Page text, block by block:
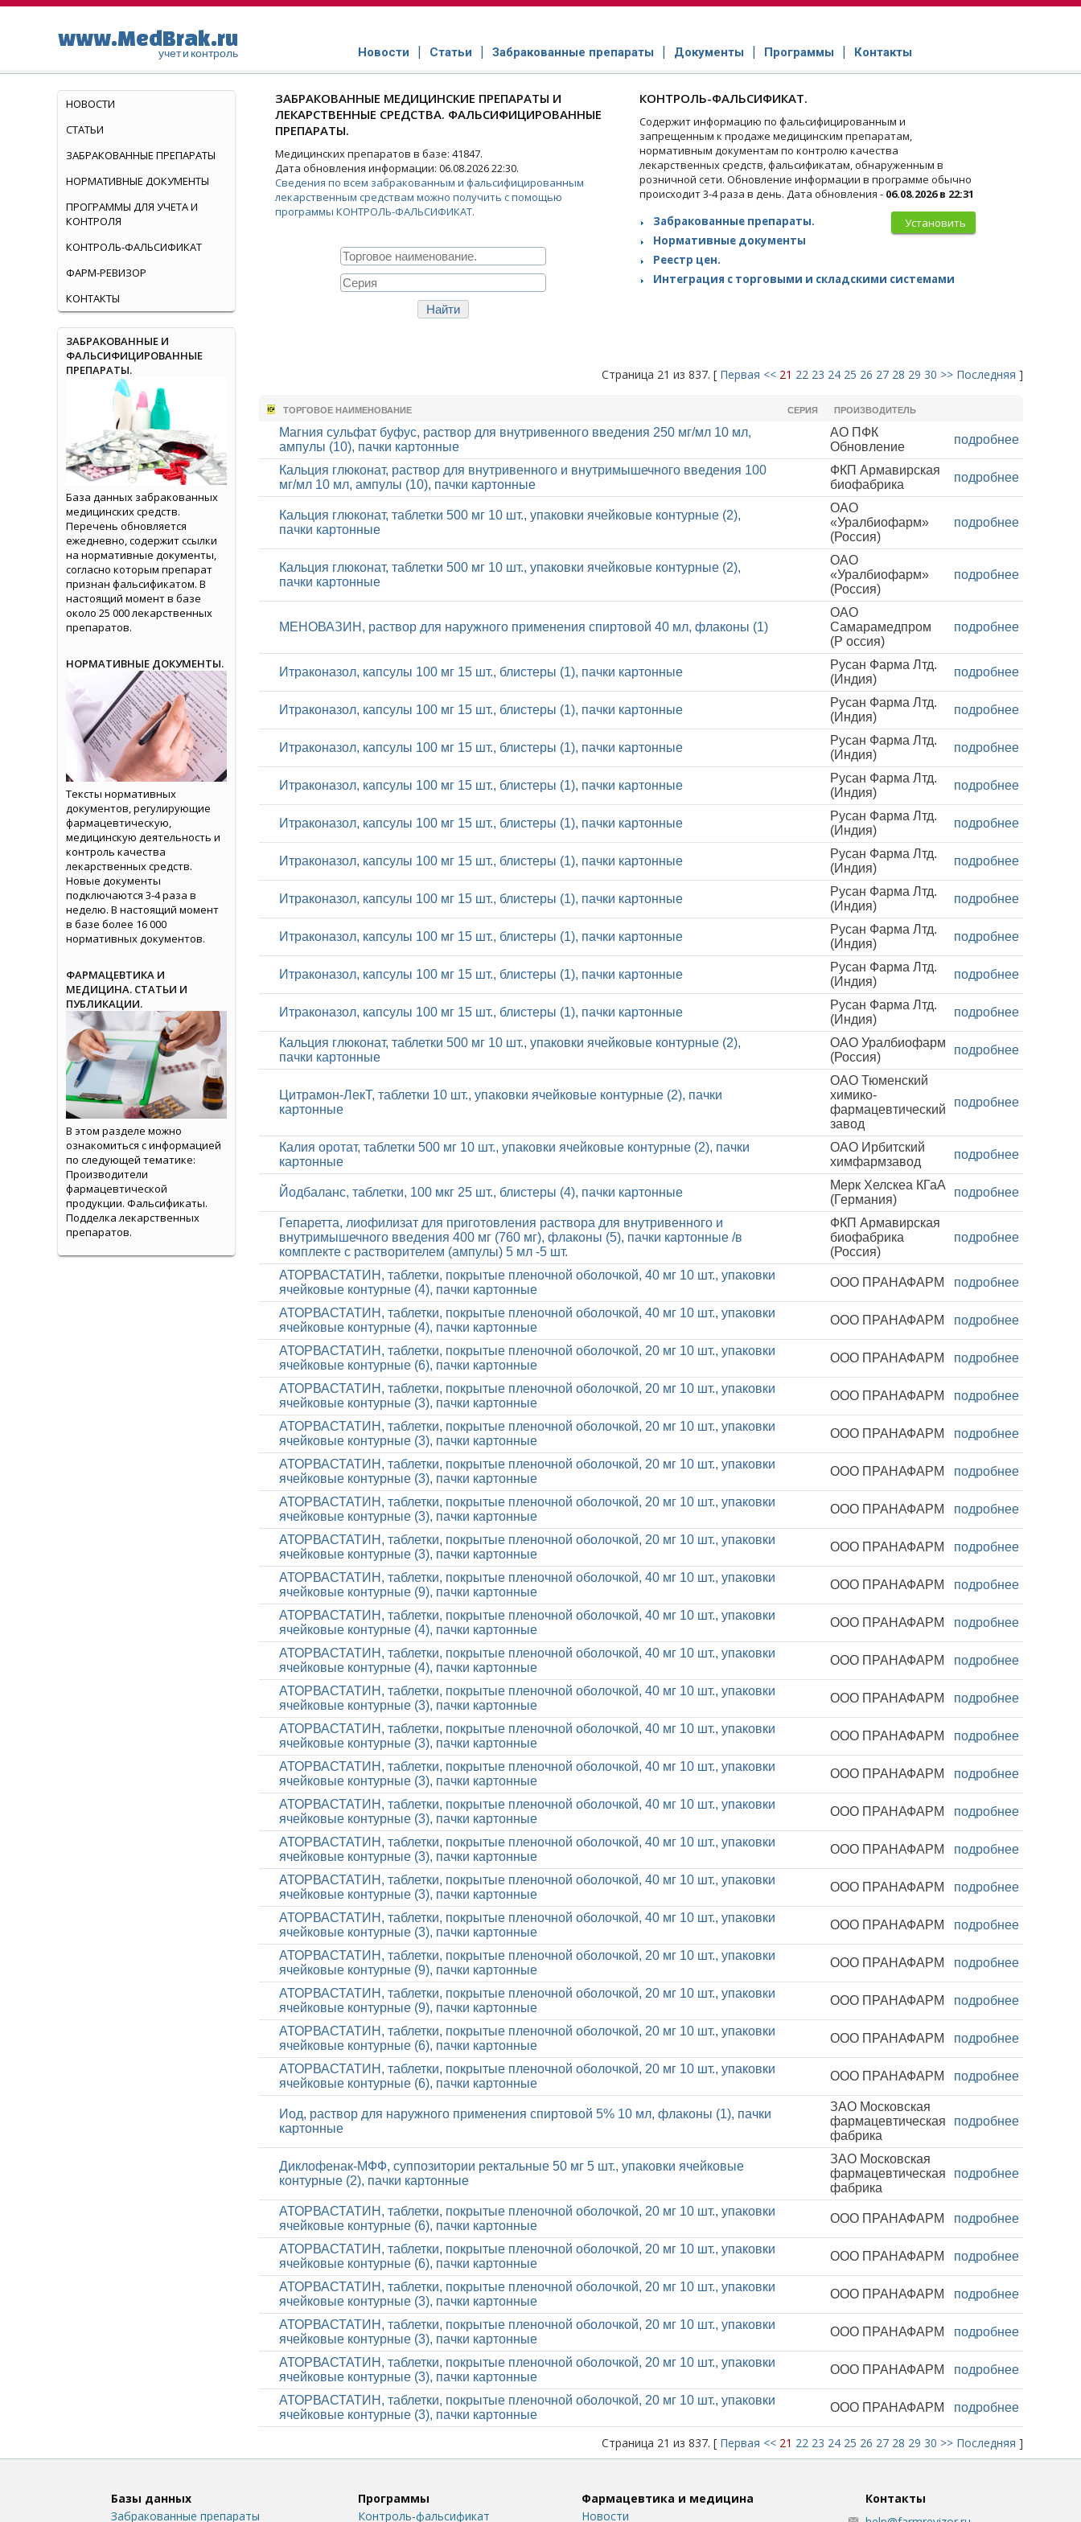
www.MedBrak.ru
учет и контроль Новости Статьи Забракованные препараты Документы Программы Контакты
ЗАБРАКОВАННЫЕ МЕДИЦИНСКИЕ ПРЕПАРАТЫ И
ЛЕКАРСТВЕННЫЕ СРЕДСТВА. ФАЛЬСИФИЦИРОВАННЫЕ
ПРЕПАРАТЫ.
Медицинских препаратов в базе: 41847.
Дата обновления информации: 06.08.2026 22:30.
Сведения по всем забракованным и фальсифицированным
лекарственным средствам можно получить с помощью
программы КОНТРОЛЬ-ФАЛЬСИФИКАТ.
КОНТРОЛЬ-ФАЛЬСИФИКАТ.
Содержит информацию по фальсифицированным и
запрещенным к продаже медицинским препаратам,
нормативным документам по контролю качества
лекарственных средств, фальсификатам, обнаруженным в
розничной сети. Обновление информации в программе обычно
происходит 3-4 раза в день. Дата обновления - 06.08.2026 в 22:31
Установить
Забракованные препараты.
Нормативные документы
Реестр цен.
Интеграция с торговыми и складскими системами
Страница 21 из 837. [ Первая << 21 22 23 24 25 26 27 28 29 30 >> Последняя ]
ТОРГОВОЕ НАИМЕНОВАНИЕ СЕРИЯ ПРОИЗВОДИТЕЛЬ
Магния сульфат буфус, раствор для внутривенного введения 250 мг/мл 10 мл,
ампулы (10), пачки картонные
АО ПФК
Обновление
подробнее
Кальция глюконат, раствор для внутривенного и внутримышечного введения 100
мг/мл 10 мл, ампулы (10), пачки картонные
ФКП Армавирская
биофабрика
подробнее
Кальция глюконат, таблетки 500 мг 10 шт., упаковки ячейковые контурные (2),
пачки картонные
ОАО
«Уралбиофарм»
(Россия)
подробнее
Кальция глюконат, таблетки 500 мг 10 шт., упаковки ячейковые контурные (2),
пачки картонные
ОАО
«Уралбиофарм»
(Россия)
подробнее
МЕНОВАЗИН, раствор для наружного применения спиртовой 40 мл, флаконы (1)
ОАО
Самарамедпром
(Р оссия)
подробнее
Итраконазол, капсулы 100 мг 15 шт., блистеры (1), пачки картонные
Русан Фарма Лтд.
(Индия)
подробнее
Итраконазол, капсулы 100 мг 15 шт., блистеры (1), пачки картонные
Русан Фарма Лтд.
(Индия)
подробнее
Итраконазол, капсулы 100 мг 15 шт., блистеры (1), пачки картонные
Русан Фарма Лтд.
(Индия)
подробнее
Итраконазол, капсулы 100 мг 15 шт., блистеры (1), пачки картонные
Русан Фарма Лтд.
(Индия)
подробнее
Итраконазол, капсулы 100 мг 15 шт., блистеры (1), пачки картонные
Русан Фарма Лтд.
(Индия)
подробнее
Итраконазол, капсулы 100 мг 15 шт., блистеры (1), пачки картонные
Русан Фарма Лтд.
(Индия)
подробнее
Итраконазол, капсулы 100 мг 15 шт., блистеры (1), пачки картонные
Русан Фарма Лтд.
(Индия)
подробнее
Итраконазол, капсулы 100 мг 15 шт., блистеры (1), пачки картонные
Русан Фарма Лтд.
(Индия)
подробнее
Итраконазол, капсулы 100 мг 15 шт., блистеры (1), пачки картонные
Русан Фарма Лтд.
(Индия)
подробнее
Итраконазол, капсулы 100 мг 15 шт., блистеры (1), пачки картонные
Русан Фарма Лтд.
(Индия)
подробнее
Кальция глюконат, таблетки 500 мг 10 шт., упаковки ячейковые контурные (2),
пачки картонные
ОАО Уралбиофарм
(Россия)
подробнее
Цитрамон-ЛекТ, таблетки 10 шт., упаковки ячейковые контурные (2), пачки
картонные
ОАО Тюменский
химико-
фармацевтический
завод
подробнее
Калия оротат, таблетки 500 мг 10 шт., упаковки ячейковые контурные (2), пачки
картонные
ОАО Ирбитский
химфармзавод
подробнее
Йодбаланс, таблетки, 100 мкг 25 шт., блистеры (4), пачки картонные
Мерк Хелскеа КГаА
(Германия)
подробнее
Гепаретта, лиофилизат для приготовления раствора для внутривенного и
внутримышечного введения 400 мг (760 мг), флаконы (5), пачки картонные /в
комплекте с растворителем (ампулы) 5 мл -5 шт.
ФКП Армавирская
биофабрика
(Россия)
подробнее
АТОРВАСТАТИН, таблетки, покрытые пленочной оболочкой, 40 мг 10 шт., упаковки
ячейковые контурные (4), пачки картонные
ООО ПРАНАФАРМ подробнее
АТОРВАСТАТИН, таблетки, покрытые пленочной оболочкой, 40 мг 10 шт., упаковки
ячейковые контурные (4), пачки картонные
ООО ПРАНАФАРМ подробнее
АТОРВАСТАТИН, таблетки, покрытые пленочной оболочкой, 20 мг 10 шт., упаковки
ячейковые контурные (6), пачки картонные
ООО ПРАНАФАРМ подробнее
АТОРВАСТАТИН, таблетки, покрытые пленочной оболочкой, 20 мг 10 шт., упаковки
ячейковые контурные (3), пачки картонные
ООО ПРАНАФАРМ подробнее
АТОРВАСТАТИН, таблетки, покрытые пленочной оболочкой, 20 мг 10 шт., упаковки
ячейковые контурные (3), пачки картонные
ООО ПРАНАФАРМ подробнее
АТОРВАСТАТИН, таблетки, покрытые пленочной оболочкой, 20 мг 10 шт., упаковки
ячейковые контурные (3), пачки картонные
ООО ПРАНАФАРМ подробнее
АТОРВАСТАТИН, таблетки, покрытые пленочной оболочкой, 20 мг 10 шт., упаковки
ячейковые контурные (3), пачки картонные
ООО ПРАНАФАРМ подробнее
АТОРВАСТАТИН, таблетки, покрытые пленочной оболочкой, 20 мг 10 шт., упаковки
ячейковые контурные (3), пачки картонные
ООО ПРАНАФАРМ подробнее
АТОРВАСТАТИН, таблетки, покрытые пленочной оболочкой, 40 мг 10 шт., упаковки
ячейковые контурные (9), пачки картонные
ООО ПРАНАФАРМ подробнее
АТОРВАСТАТИН, таблетки, покрытые пленочной оболочкой, 40 мг 10 шт., упаковки
ячейковые контурные (4), пачки картонные
ООО ПРАНАФАРМ подробнее
АТОРВАСТАТИН, таблетки, покрытые пленочной оболочкой, 40 мг 10 шт., упаковки
ячейковые контурные (4), пачки картонные
ООО ПРАНАФАРМ подробнее
АТОРВАСТАТИН, таблетки, покрытые пленочной оболочкой, 40 мг 10 шт., упаковки
ячейковые контурные (3), пачки картонные
ООО ПРАНАФАРМ подробнее
АТОРВАСТАТИН, таблетки, покрытые пленочной оболочкой, 40 мг 10 шт., упаковки
ячейковые контурные (3), пачки картонные
ООО ПРАНАФАРМ подробнее
АТОРВАСТАТИН, таблетки, покрытые пленочной оболочкой, 40 мг 10 шт., упаковки
ячейковые контурные (3), пачки картонные
ООО ПРАНАФАРМ подробнее
АТОРВАСТАТИН, таблетки, покрытые пленочной оболочкой, 40 мг 10 шт., упаковки
ячейковые контурные (3), пачки картонные
ООО ПРАНАФАРМ подробнее
АТОРВАСТАТИН, таблетки, покрытые пленочной оболочкой, 40 мг 10 шт., упаковки
ячейковые контурные (3), пачки картонные
ООО ПРАНАФАРМ подробнее
АТОРВАСТАТИН, таблетки, покрытые пленочной оболочкой, 40 мг 10 шт., упаковки
ячейковые контурные (3), пачки картонные
ООО ПРАНАФАРМ подробнее
АТОРВАСТАТИН, таблетки, покрытые пленочной оболочкой, 40 мг 10 шт., упаковки
ячейковые контурные (3), пачки картонные
ООО ПРАНАФАРМ подробнее
АТОРВАСТАТИН, таблетки, покрытые пленочной оболочкой, 20 мг 10 шт., упаковки
ячейковые контурные (9), пачки картонные
ООО ПРАНАФАРМ подробнее
АТОРВАСТАТИН, таблетки, покрытые пленочной оболочкой, 20 мг 10 шт., упаковки
ячейковые контурные (9), пачки картонные
ООО ПРАНАФАРМ подробнее
АТОРВАСТАТИН, таблетки, покрытые пленочной оболочкой, 20 мг 10 шт., упаковки
ячейковые контурные (6), пачки картонные
ООО ПРАНАФАРМ подробнее
АТОРВАСТАТИН, таблетки, покрытые пленочной оболочкой, 20 мг 10 шт., упаковки
ячейковые контурные (6), пачки картонные
ООО ПРАНАФАРМ подробнее
Иод, раствор для наружного применения спиртовой 5% 10 мл, флаконы (1), пачки
картонные
ЗАО Московская
фармацевтическая
фабрика
подробнее
Диклофенак-МФФ, суппозитории ректальные 50 мг 5 шт., упаковки ячейковые
контурные (2), пачки картонные
ЗАО Московская
фармацевтическая
фабрика
подробнее
АТОРВАСТАТИН, таблетки, покрытые пленочной оболочкой, 20 мг 10 шт., упаковки
ячейковые контурные (6), пачки картонные
ООО ПРАНАФАРМ подробнее
АТОРВАСТАТИН, таблетки, покрытые пленочной оболочкой, 20 мг 10 шт., упаковки
ячейковые контурные (6), пачки картонные
ООО ПРАНАФАРМ подробнее
АТОРВАСТАТИН, таблетки, покрытые пленочной оболочкой, 20 мг 10 шт., упаковки
ячейковые контурные (3), пачки картонные
ООО ПРАНАФАРМ подробнее
АТОРВАСТАТИН, таблетки, покрытые пленочной оболочкой, 20 мг 10 шт., упаковки
ячейковые контурные (3), пачки картонные
ООО ПРАНАФАРМ подробнее
АТОРВАСТАТИН, таблетки, покрытые пленочной оболочкой, 20 мг 10 шт., упаковки
ячейковые контурные (3), пачки картонные
ООО ПРАНАФАРМ подробнее
АТОРВАСТАТИН, таблетки, покрытые пленочной оболочкой, 20 мг 10 шт., упаковки
ячейковые контурные (3), пачки картонные
ООО ПРАНАФАРМ подробнее
Страница 21 из 837. [ Первая << 21 22 23 24 25 26 27 28 29 30 >> Последняя ]
НОВОСТИ
СТАТЬИ
ЗАБРАКОВАННЫЕ ПРЕПАРАТЫ
НОРМАТИВНЫЕ ДОКУМЕНТЫ
ПРОГРАММЫ ДЛЯ УЧЕТА И
КОНТРОЛЯ
КОНТРОЛЬ-ФАЛЬСИФИКАТ
ФАРМ-РЕВИЗОР
КОНТАКТЫ
ЗАБРАКОВАННЫЕ И
ФАЛЬСИФИЦИРОВАННЫЕ
ПРЕПАРАТЫ.
База данных забракованных
медицинских средств.
Перечень обновляется
ежедневно, содержит ссылки
на нормативные документы,
согласно которым препарат
признан фальсификатом. В
настоящий момент в базе
около 25 000 лекарственных
препаратов.
НОРМАТИВНЫЕ ДОКУМЕНТЫ.
Тексты нормативных
документов, регулирующие
фармацевтическую,
медицинскую деятельность и
контроль качества
лекарственных средств.
Новые документы
подключаются 3-4 раза в
неделю. В настоящий момент
в базе более 16 000
нормативных документов.
ФАРМАЦЕВТИКА И
МЕДИЦИНА. СТАТЬИ И
ПУБЛИКАЦИИ.
В этом разделе можно
ознакомиться с информацией
по следующей тематике:
Производители
фармацевтической
продукции. Фальсификаты.
Подделка лекарственных
препаратов.
Базы данных
Забракованные препараты
Программы
Контроль-фальсификат
Фармацевтика и медицина
Новости
Контакты